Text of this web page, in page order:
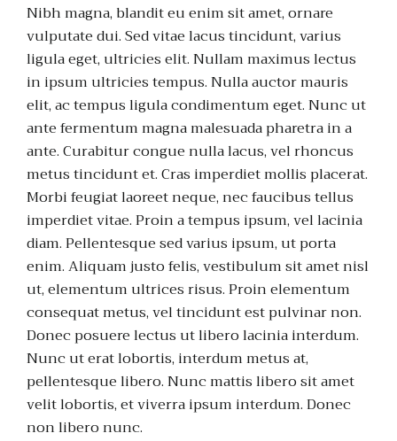
Nibh magna, blandit eu enim sit amet, ornare
vulputate dui. Sed vitae lacus tincidunt, varius
ligula eget, ultricies elit. Nullam maximus lectus
in ipsum ultricies tempus. Nulla auctor mauris
elit, ac tempus ligula condimentum eget. Nunc ut
ante fermentum magna malesuada pharetra in a
ante. Curabitur congue nulla lacus, vel rhoncus
metus tincidunt et. Cras imperdiet mollis placerat.
Morbi feugiat laoreet neque, nec faucibus tellus
imperdiet vitae. Proin a tempus ipsum, vel lacinia
diam. Pellentesque sed varius ipsum, ut porta
enim. Aliquam justo felis, vestibulum sit amet nisl
ut, elementum ultrices risus. Proin elementum
consequat metus, vel tincidunt est pulvinar non.
Donec posuere lectus ut libero lacinia interdum.
Nunc ut erat lobortis, interdum metus at,
pellentesque libero. Nunc mattis libero sit amet
velit lobortis, et viverra ipsum interdum. Donec
non libero nunc.